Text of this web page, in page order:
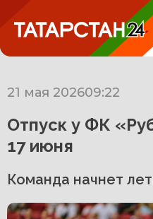
21 мая 202609:22
Отпуск у ФК
17 июня
Команда начнет